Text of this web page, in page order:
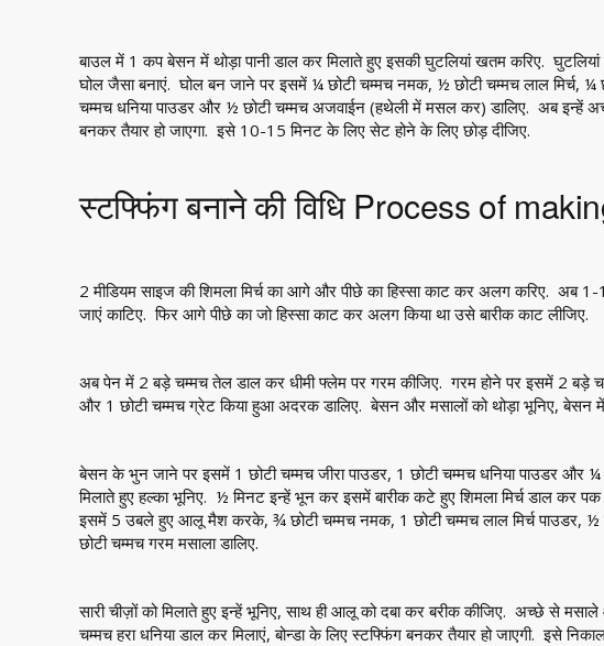
बाउल में 1 कप बेसन में थोड़ा पानी डाल कर मिलाते हुए इसकी घुटलियां खतम करिए.
घोल जैसा बनाएं. घोल बन जाने पर इसमें ¼ छोटी चम्मच नमक, ½ छोटी चम्मच लाल मिर्च, ¼
चम्मच धनिया पाउडर और ½ छोटी चम्मच अजवाईन (हथेली में मसल कर) डालिए. अब इन्हें
बनकर तैयार हो जाएगा. इसे 10-15 मिनट के लिए सेट होने के लिए छोड़ दीजिए.
स्टफ्फिंग बनाने की विधि Process of
2 मीडियम साइज की शिमला मिर्च का आगे और पीछे का हिस्सा काट कर अलग करिए. अब
जाएं काटिए. फिर आगे पीछे का जो हिस्सा काट कर अलग किया था उसे बारीक काट लीजिए.
अब पेन में 2 बड़े चम्मच तेल डाल कर धीमी फ्लेम पर गरम कीजिए. गरम होने पर इसमें 2 बड़े
और 1 छोटी चम्मच ग्रेट किया हुआ अदरक डालिए. बेसन और मसालों को थोड़ा भूनिए,
बेसन के भुन जाने पर इसमें 1 छोटी चम्मच जीरा पाउडर, 1 छोटी चम्मच धनिया पाउडर और ¼
मिलाते हुए हल्का भूनिए. ½ मिनट इन्हें भून कर इसमें बारीक कटे हुए शिमला मिर्च डाल कर
इसमें 5 उबले हुए आलू मैश करके, ¾ छोटी चम्मच नमक, 1 छोटी चम्मच लाल मिर्च पाउडर,
छोटी चम्मच गरम मसाला डालिए.
सारी चीज़ों को मिलाते हुए इन्हें भूनिए, साथ ही आलू को दबा कर बरीक कीजिए. अच्छे से
चम्मच हरा धनिया डाल कर मिलाएं, बोन्डा के लिए स्टफ्फिंग बनकर तैयार हो जाएगी. इसे